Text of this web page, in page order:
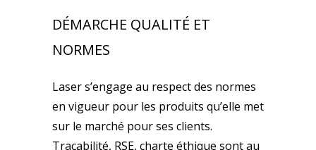
DÉMARCHE QUALITÉ ET
NORMES
Laser s’engage au respect des normes
en vigueur pour les produits qu’elle met
sur le marché pour ses clients.
Traçabilité, RSE, charte éthique sont au